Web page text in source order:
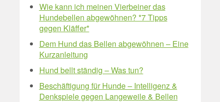
Wie kann ich meinen Vierbeiner das
Hundebellen abgewöhnen? *7 Tipps
gegen Kläffer*
Dem Hund das Bellen abgewöhnen – Eine
Kurzanleitung
Hund bellt ständig – Was tun?
Beschäftigung für Hunde – Intelligenz &
Denkspiele gegen Langeweile & Bellen